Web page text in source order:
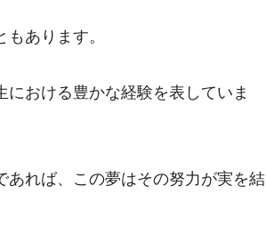
あります。
おける豊かな経験を表していま
あれば、この夢はその努力が実を結